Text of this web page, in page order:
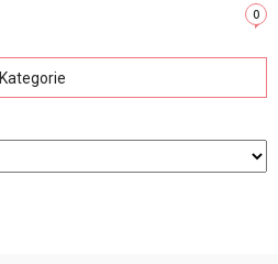
0
Kategorie